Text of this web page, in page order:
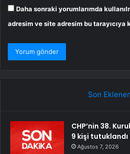
Daha sonraki yorumlarımda
adresim ve site adresim bu tarayıcıya
Son
CHP’nin 38.
9 kişi tutuklandı
Ağustos 7, 2026